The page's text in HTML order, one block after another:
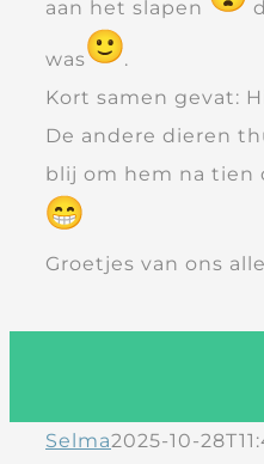
aan het slapen
was
.
Kort samen gevat:
De andere dieren
blij om hem na tien
Groetjes van ons
Selma2025-10-